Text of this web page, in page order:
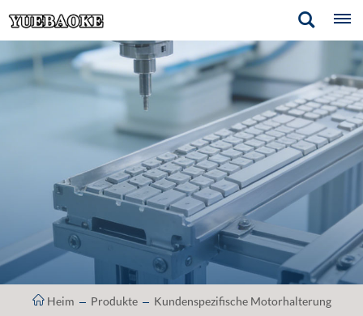
Heim Produkte Kundenspezifische Motorhalterung